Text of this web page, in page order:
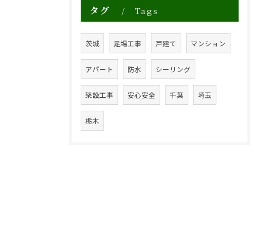
タグ Tags
茨城 足場工事 戸建て マンション
アパート 防水 シーリング
架設工事 安心安全 千葉 埼玉
栃木